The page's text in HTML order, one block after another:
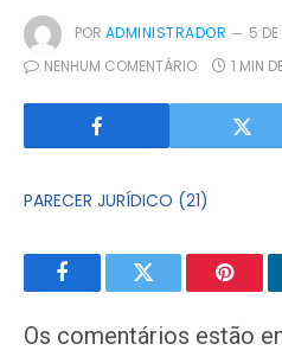
POR ADMINISTRADOR
5
NENHUM COMENTÁRIO
1 MIN
PARECER JURÍDICO (21)
FacebookTwitter
Os comentários estão